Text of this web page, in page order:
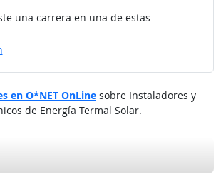
una carrera en una de estas
en O*NET OnLine sobre Instaladores y
de Energía Termal Solar.